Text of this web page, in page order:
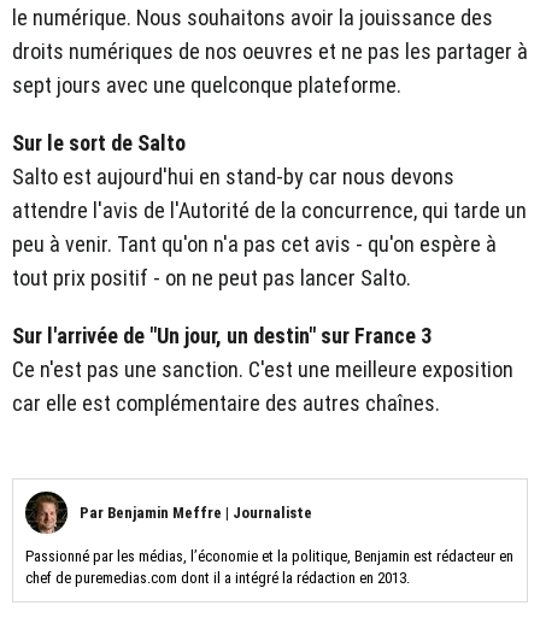
le numérique. Nous souhaitons avoir la jouissance des
droits numériques de nos oeuvres et ne pas les partager à
sept jours avec une quelconque plateforme.
Sur le sort de Salto
Salto est aujourd'hui en stand-by car nous devons
attendre l'avis de l'Autorité de la concurrence, qui tarde un
peu à venir. Tant qu'on n'a pas cet avis - qu'on espère à
tout prix positif - on ne peut pas lancer Salto.
Sur l'arrivée de "Un jour, un destin" sur France 3
Ce n'est pas une sanction. C'est une meilleure exposition
car elle est complémentaire des autres chaînes.
Par Benjamin Meffre | Journaliste
Passionné par les médias, l’économie et la politique, Benjamin est rédacteur en
chef de puremedias.com dont il a intégré la rédaction en 2013.